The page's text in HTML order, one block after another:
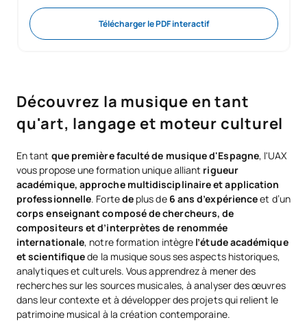
Télécharger le PDF interactif
Découvrez la musique en tant
qu'art, langage et moteur culturel
En tant que première faculté de musique d'Espagne, l'UAX
vous propose une formation unique alliant rigueur
académique, approche multidisciplinaire et application
professionnelle. Fortede plus de 6 ans d’expérienceet d’un
corps enseignant composé de chercheurs, de
compositeurs et d’interprètes de renommée
internationale, notre formation intègre l’étude académique
et scientifiquede la musique sous ses aspects historiques,
analytiques et culturels. Vous apprendrez à mener des
recherches sur les sources musicales, à analyser des œuvres
dans leur contexte et à développer des projets qui relient le
patrimoine musical à la création contemporaine.